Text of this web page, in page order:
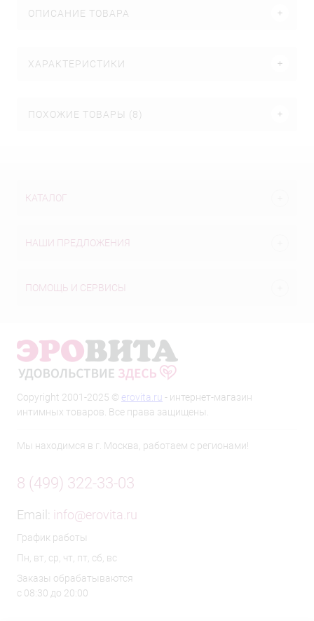
ОПИСАНИЕ ТОВАРА
ХАРАКТЕРИСТИКИ
ПОХОЖИЕ ТОВАРЫ (8)
КАТАЛОГ
НАШИ ПРЕДЛОЖЕНИЯ
ПОМОЩЬ И СЕРВИСЫ
Copyright 2001-2025 © erovita.ru - интернет-магазин
интимных товаров. Все права защищены.
Мы находимся в г. Москва, работаем с регионами!
8 (499) 322-33-03
Email: info@erovita.ru
График работы
Пн, вт, ср, чт, пт, сб, вс
Заказы обрабатываются
с 08:30 до 20:00